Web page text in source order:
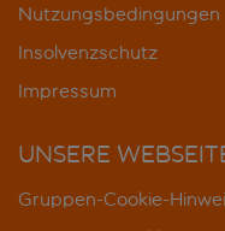
Nutzungsbedingungen
Insolvenzschutz
Impressum
UNSERE
Gruppen-Cookie-